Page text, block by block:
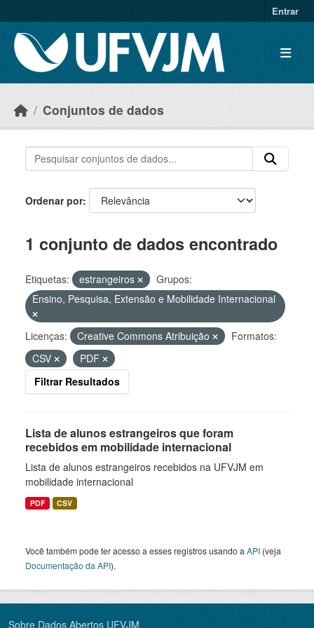
Entrar
Conjuntos de dados
Ordenar por
1 conjunto de dados encontrado
Etiquetas: estrangeiros
Grupos:
Ensino, Pesquisa, Extensão e Mobilidade Internacional
Licenças: Creative Commons Atribuição
Formatos:
CSV
PDF
Filtrar Resultados
Lista de alunos estrangeiros que foram
recebidos em mobilidade internacional
Lista de alunos estrangeiros recebidos na UFVJM em
mobilidade internacional
PDF CSV
Você também pode ter acesso a esses registros usando a API (veja
Documentação da API).
Sobre Dados Abertos UFVJM